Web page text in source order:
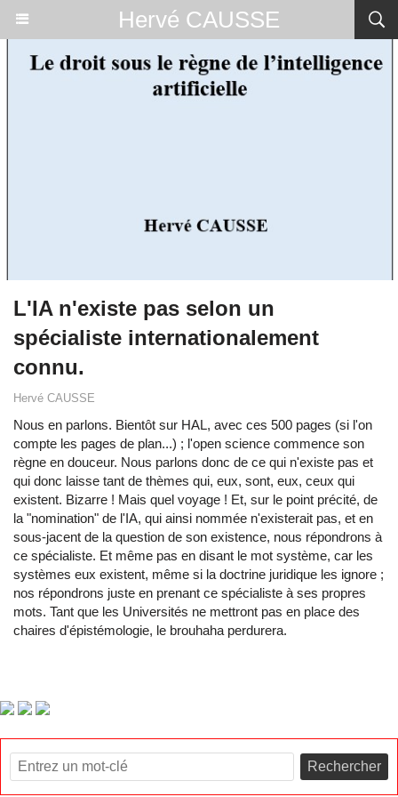
Hervé CAUSSE
L'IA n'existe pas selon un
spécialiste internationalement
connu.
Hervé CAUSSE
Nous en parlons. Bientôt sur HAL, avec ces 500 pages (si l'on
compte les pages de plan...) ; l'open science commence son
règne en douceur. Nous parlons donc de ce qui n'existe pas et
qui donc laisse tant de thèmes qui, eux, sont, eux, ceux qui
existent. Bizarre ! Mais quel voyage ! Et, sur le point précité, de
la "nomination" de l'IA, qui ainsi nommée n'existerait pas, et en
sous-jacent de la question de son existence, nous répondrons à
ce spécialiste. Et même pas en disant le mot système, car les
systèmes eux existent, même si la doctrine juridique les ignore ;
nos répondrons juste en prenant ce spécialiste à ses propres
mots. Tant que les Universités ne mettront pas en place des
chaires d'épistémologie, le brouhaha perdurera.
Rechercher